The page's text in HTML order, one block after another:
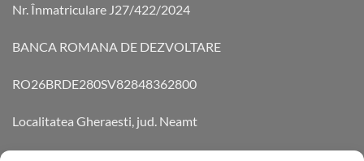
Nr. Înmatriculare J27/422/2024
BANCA ROMANA DE DEZVOLTARE
RO26BRDE280SV82848362800
Localitatea Gheraesti, jud. Neamt